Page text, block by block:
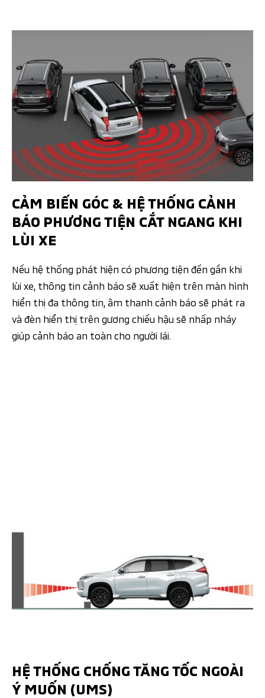
CẢM BIẾN GÓC & HỆ THỐNG CẢNH
BÁO PHƯƠNG TIỆN CẮT NGANG KHI
LÙI XE
Nếu hệ thống phát hiện có phương tiện đến gần khi
lùi xe, thông tin cảnh báo sẽ xuất hiện trên màn hình
hiển thị đa thông tin, âm thanh cảnh báo sẽ phát ra
và đèn hiển thị trên gương chiếu hậu sẽ nhấp nháy
giúp cảnh báo an toàn cho người lái.
HỆ THỐNG CHỐNG TĂNG TỐC NGOÀI
Ý MUỐN (UMS)